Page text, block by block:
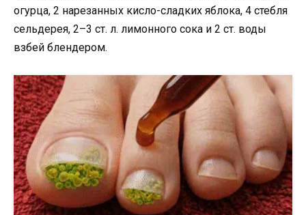
огурца, 2 нарезанных кисло-сладких яблока, 4 стебля
сельдерея, 2–3 ст. л. лимонного сока и 2 ст. воды
взбей блендером.